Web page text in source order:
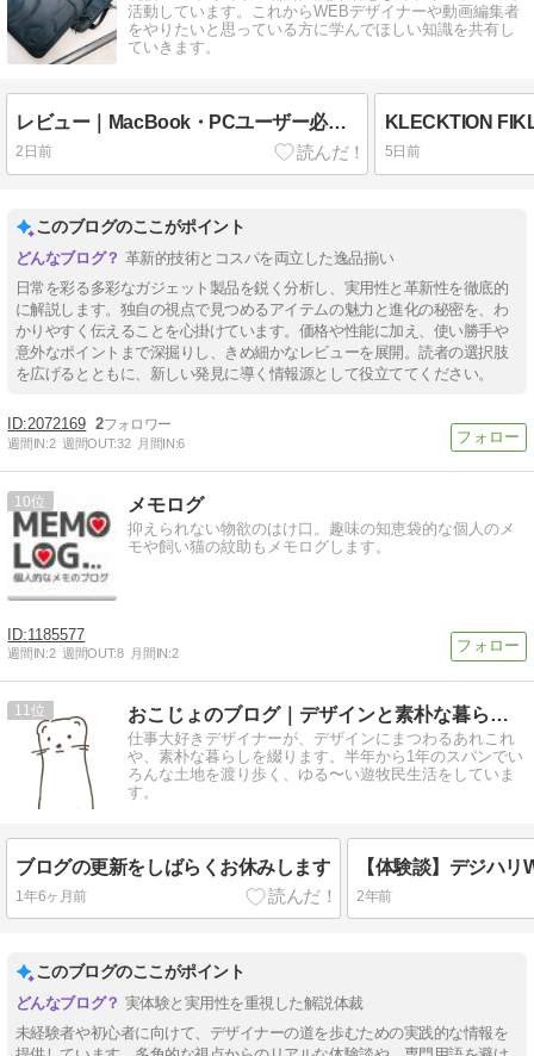
活動しています。これからWEBデザイナーや動画編集者
をやりたいと思っている方に学んでほしい知識を共有し
ていきます。
レビュー｜MacBook・PCユーザー必見！スリムなのに衝撃に強い。tomtoc Essence A34/A35で始める上質な持ち運び習慣
2日前 5日前
このブログのここがポイント
革新的技術とコスパを両立した逸品揃い
日常を彩る多彩なガジェット製品を鋭く分析し、実用性と革新性を徹底的
に解説します。独自の視点で見つめるアイテムの魅力と進化の秘密を、わ
かりやすく伝えることを心掛けています。価格や性能に加え、使い勝手や
意外なポイントまで深掘りし、きめ細かなレビューを展開。読者の選択肢
を広げるとともに、新しい発見に導く情報源として役立ててください。
2072169 2
週間IN:2 週間OUT:32 月間IN:6
10 メモログ
抑えられない物欲のはけ口。趣味の知恵袋的な個人のメ
モや飼い猫の紋助もメモログします。
1185577
週間IN:2 週間OUT:8 月間IN:2
11 おこじょのブログ｜デザインと素朴な暮らし。
仕事大好きデザイナーが、デザインにまつわるあれこれ
や、素朴な暮らしを綴ります。半年から1年のスパンでい
ろんな土地を渡り歩く、ゆる〜い遊牧民生活をしていま
す。
ブログの更新をしばらくお休みします
1年6ヶ月前 2年前
このブログのここがポイント
実体験と実用性を重視した解説体裁
未経験者や初心者に向けて、デザイナーの道を歩むための実践的な情報を